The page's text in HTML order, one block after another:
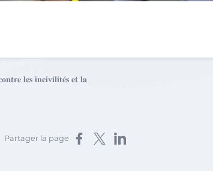
𝐥𝐞𝐬 𝐢𝐧𝐜𝐢𝐯𝐢𝐥𝐢𝐭𝐞́𝐬 𝐞𝐭 𝐥𝐚
Partager la page Partager sur Facebook
Partager sur X
Partager sur LinkedIn